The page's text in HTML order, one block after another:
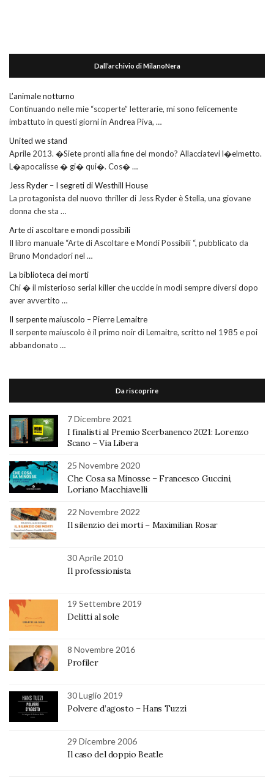
Dall’archivio di MilanoNera
L’animale notturno
Continuando nelle mie “scoperte” letterarie, mi sono felicemente
imbattuto in questi giorni in Andrea Piva, …
United we stand
Aprile 2013. �Siete pronti alla fine del mondo? Allacciatevi l�elmetto.
L�apocalisse � gi� qui�. Cos� …
Jess Ryder – I segreti di Westhill House
La protagonista del nuovo thriller di Jess Ryder è Stella, una giovane
donna che sta …
Arte di ascoltare e mondi possibili
Il libro manuale “Arte di Ascoltare e Mondi Possibili “, pubblicato da
Bruno Mondadori nel …
La biblioteca dei morti
Chi � il misterioso serial killer che uccide in modi sempre diversi dopo
aver avvertito …
Il serpente maiuscolo – Pierre Lemaitre
Il serpente maiuscolo è il primo noir di Lemaitre, scritto nel 1985 e poi
abbandonato …
Da riscoprire
7 Dicembre 2021
I finalisti al Premio Scerbanenco 2021: Lorenzo
Scano – Via Libera
25 Novembre 2020
Che Cosa sa Minosse – Francesco Guccini,
Loriano Macchiavelli
22 Novembre 2022
Il silenzio dei morti – Maximilian Rosar
30 Aprile 2010
Il professionista
19 Settembre 2019
Delitti al sole
8 Novembre 2016
Profiler
30 Luglio 2019
Polvere d’agosto – Hans Tuzzi
29 Dicembre 2006
Il caso del doppio Beatle